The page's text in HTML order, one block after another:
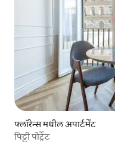
फ्लॉरेन्स मधील अपार्टमेंट
पिट्टी पोर्ट्रेट